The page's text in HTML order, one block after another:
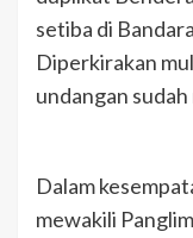
setiba di
Diperkirakan
undangan
Dalam
mewakili